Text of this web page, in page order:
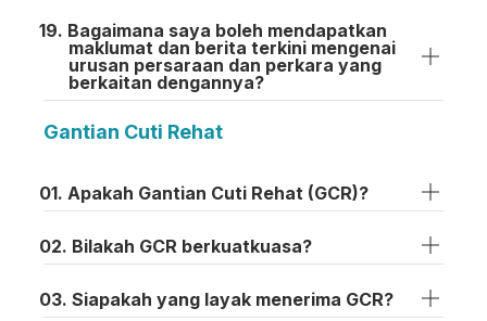
Bagaimana saya boleh mendapatkan
maklumat dan berita terkini mengenai
urusan persaraan dan perkara yang
berkaitan dengannya?
Gantian Cuti Rehat
Apakah Gantian Cuti Rehat (GCR)?
Bilakah GCR berkuatkuasa?
Siapakah yang layak menerima GCR?